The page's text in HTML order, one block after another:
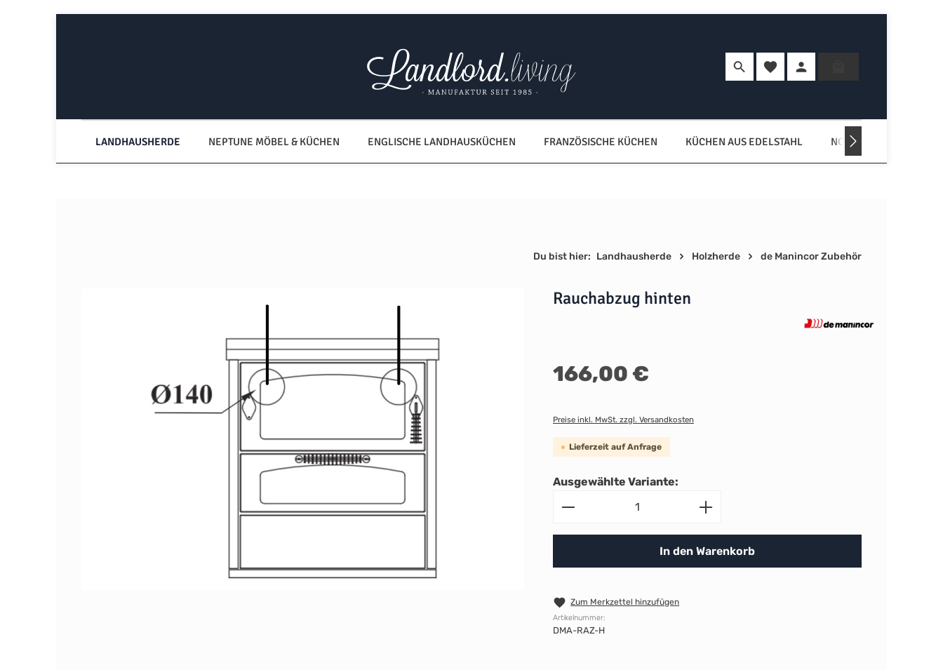
Du hast 0 Produkte auf dem Merkzettel
LANDHAUSHERDE NEPTUNE MÖBEL & KÜCHEN ENGLISCHE LANDHAUSKÜCHEN FRANZÖSISCHE KÜCHEN KÜCHEN AUS EDELSTAHL NORDISCHE KÜCHEN
Du bist hier: Landhausherde Holzherde de Manincor Zubehör
Rauchabzug hinten
Regulärer Preis:
166,00 €
Preise inkl. MwSt. zzgl. Versandkosten
Lieferzeit auf Anfrage
Ausgewählte Variante:
Produkt Anzahl: Gib den gewünschten Wert ein
In den Warenkorb
Zum Merkzettel hinzufügen
Artikelnummer:
DMA-RAZ-H